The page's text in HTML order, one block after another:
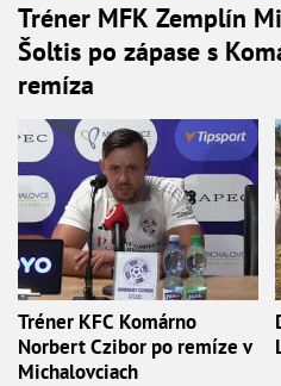
Tréner MFK Zemplín
Šoltis po zápase s
remíza
Tréner KFC Komárno
Norbert Czibor po remíze v
Michalovciach